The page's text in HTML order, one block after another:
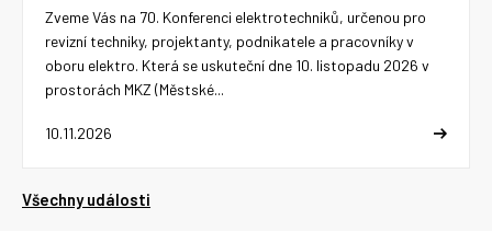
10.11.2026
Zveme Vás na 70. Konferenci elektrotechniků, určenou pro
revizní techniky, projektanty, podnikatele a pracovníky v
oboru elektro. Která se uskuteční dne 10. listopadu 2026 v
prostorách MKZ (Městské...
Všechny události